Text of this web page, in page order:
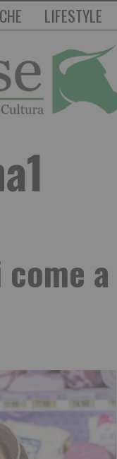
LIFESTYLE
a